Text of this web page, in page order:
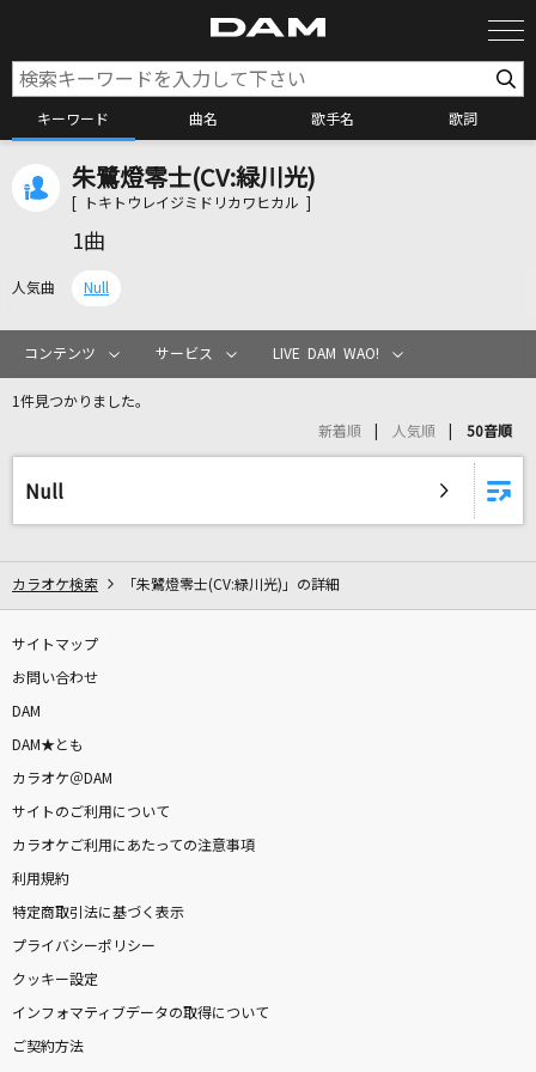
キーワード 曲名 歌手名 歌詞
カラオケ検索
カラオケリクエスト
ハウンド・ドッグ
[生音]桜
[生音]STARS
中島美嘉
ラピスラズリ
藍井エイル
I Need You [アイ・ニード・ユー]
朱鷺燈零士(CV:緑川光)
[ トキトウレイジミドリカワヒカル ]
1曲
人気曲 Null
コンテンツ サービス LIVE DAM WAO!
1件見つかりました。
新着順 人気順 50音順
Null
カラオケ検索 「朱鷺燈零士(CV:緑川光)」の詳細
サイトマップ
お問い合わせ
DAM
DAM★とも
カラオケ＠DAM
サイトのご利用について
カラオケご利用にあたっての注意事項
利用規約
特定商取引法に基づく表示
プライバシーポリシー
クッキー設定
インフォマティブデータの取得について
ご契約方法